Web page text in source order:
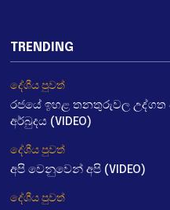
TRENDING
දේශීය පුවත්
රජයේ ඉහළ තනතුරුවල උද්ගත
අර්බුදය (VIDEO)
දේශීය පුවත්
අපි වෙනුවෙන් අපි (VIDEO)
දේශීය පුවත්